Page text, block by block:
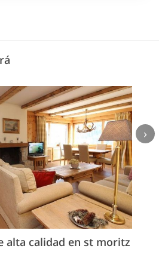
alta calidad en st moritz
›